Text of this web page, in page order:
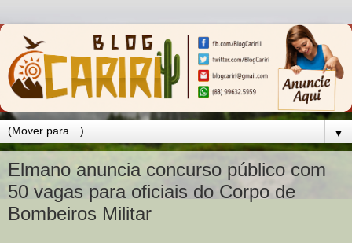
▼
Elmano anuncia concurso público com
50 vagas para oficiais do Corpo de
Bombeiros Militar